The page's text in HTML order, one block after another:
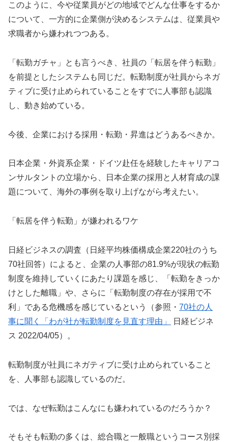
このように、今や従業員がどの地域でどんな仕事をするか
について、一方的に企業側が決めるシステムは、従業員や
求職者から嫌われつつある。
「転勤ガチャ」とも言うべき、社員の「転居を伴う転勤」
を前提としたシステムも同じだ。転勤制度が社員からネガ
ティブに受け止められていることをすでに人事部も認識
し、動き始めている。
今後、企業における採用・転勤・昇進はどうあるべきか。
日本企業・外資系企業・ドイツ赴任を経験したキャリアコ
ンサルタントの立場から、日本企業の採用と人材育成の課
題について、海外の事例を取り上げながら考えたい。
「転居を伴う転勤」が嫌われるワケ
日経ビジネスの調査（日経平均株価構成企業220社のうち
70社回答）によると、企業の人事部の81.9%が現状の転勤
制度を維持していくにあたり課題を感じ、「転勤をきっか
けとした離職」や、さらに「転勤制度の存在が採用で不
利」である危機感を感じているという（参照・ 70社の人
事に聞く「わが社が転勤制度を見直す理由」
日経ビジネ
ス 2022/04/05）。
転勤制度が社員にネガティブに受け止められていること
を、人事部も認識しているのだ。
では、なぜ転勤はこんなにも嫌われているのだろうか？
そもそも転勤の多くは、総合職と一般職というコース別採